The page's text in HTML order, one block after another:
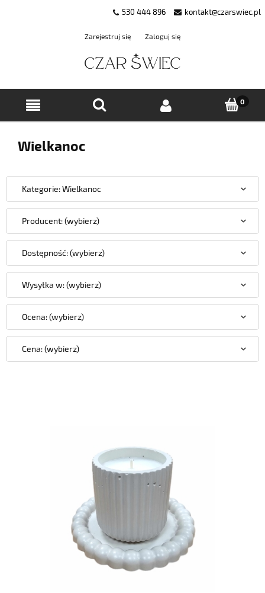
530 444 896 kontakt@czarswiec.pl
Zarejestruj się Zaloguj się
Wielkanoc
Kategorie: Wielkanoc
Producent: (wybierz)
Dostępność: (wybierz)
Wysyłka w: (wybierz)
Ocena: (wybierz)
Cena: (wybierz)
do koszyka